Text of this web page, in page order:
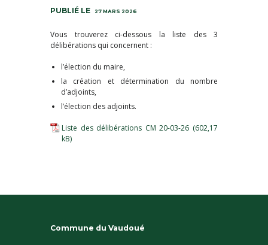
27 MARS 2026
Vous trouverez ci-dessous la liste des 3
délibérations qui concernent :
l’élection du maire,
la création et détermination du nombre
d’adjoints,
l’élection des adjoints.
Liste des délibérations CM 20-03-26
Commune du Vaudoué